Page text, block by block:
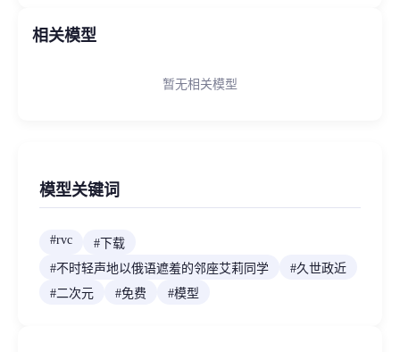
相关模型
暂无相关模型
模型关键词
#rvc # 下载
#不时轻声地以俄语遮羞的邻座艾莉同学 #久世政近
#二次元 #免费 #模型